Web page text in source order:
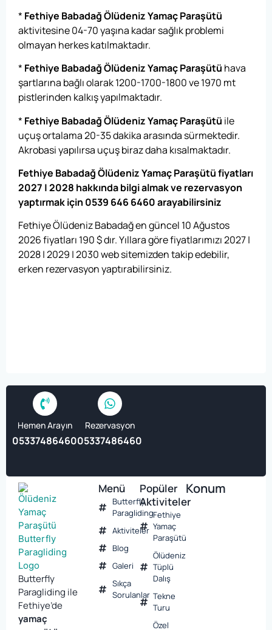
* Fethiye Babadağ Ölüdeniz Yamaç Paraşütü
aktivitesine 04-70 yaşına kadar sağlık problemi
olmayan herkes katılmaktadır.
* Fethiye Babadağ Ölüdeniz Yamaç Paraşütü hava
şartlarına bağlı olarak 1200-1700-1800 ve 1970 mt
pistlerinden kalkış yapılmaktadır.
* Fethiye Babadağ Ölüdeniz Yamaç Paraşütü ile
uçuş ortalama 20-35 dakika arasında sürmektedir.
Akrobasi yapılırsa uçuş biraz daha kısalmaktadır.
Fethiye Babadağ Ölüdeniz Yamaç Paraşütü fiyatları
2027 | 2028 hakkında bilgi almak ve rezervasyon
yaptırmak için 0539 646 6460 arayabilirsiniz
Fethiye Ölüdeniz Babadağ en güncel 10 Ağustos
2026 fiyatları 190$dır. Yıllara göre fiyatlarımızı 2027 |
2028 | 2029 | 2030 web sitemizden takip edebilir,
erken rezervasyon yaptırabilirsiniz.
Hemen Arayın
05337486460
Rezervasyon
05337486460
Butterfly
Paragliding ile
Fethiye’de
yamaç
Menü
Butterfly
Paragliding
Aktiviteler
Blog
Galeri
Sıkça
Sorulanlar
Popüler
Aktiviteler
Fethiye
Yamaç
Paraşütü
Ölüdeniz
Tüplü
Dalış
Tekne
Turu
Özel
Konum